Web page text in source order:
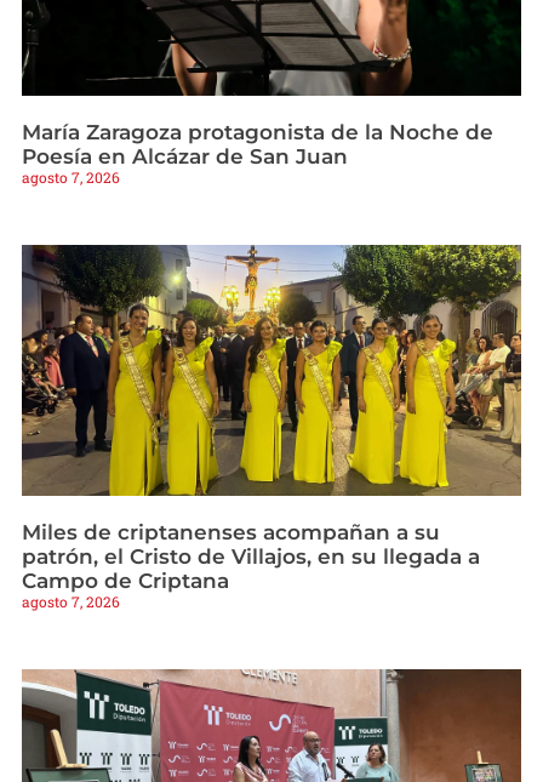
María Zaragoza protagonista de la Noche de
Poesía en Alcázar de San Juan
agosto 7, 2026
Miles de criptanenses acompañan a su
patrón, el Cristo de Villajos, en su llegada a
Campo de Criptana
agosto 7, 2026